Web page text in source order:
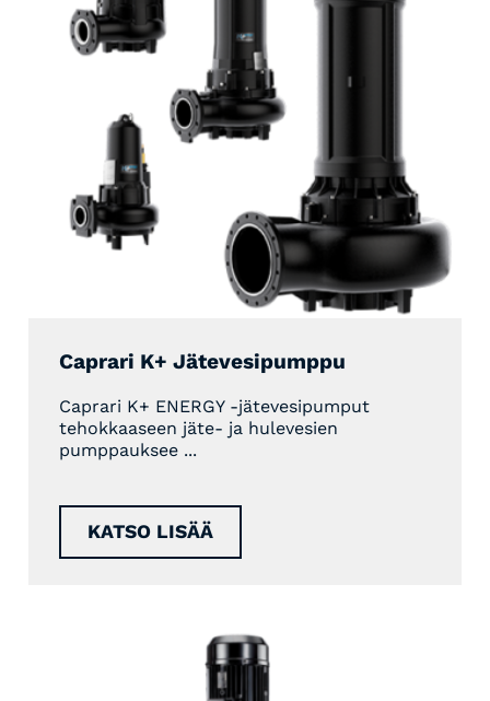
Caprari K+ Jätevesipumppu
Caprari K+ ENERGY -jätevesipumput
tehokkaaseen jäte- ja hulevesien
pumppauksee ...
KATSO LISÄÄ